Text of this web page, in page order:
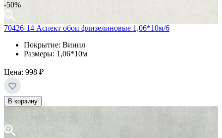
-50%
70426-14 Аспект обои флизелиновые 1,06*10м/6
Покрытие: Винил
Размеры: 1,06*10м
Цена: 998 ₽
В корзину